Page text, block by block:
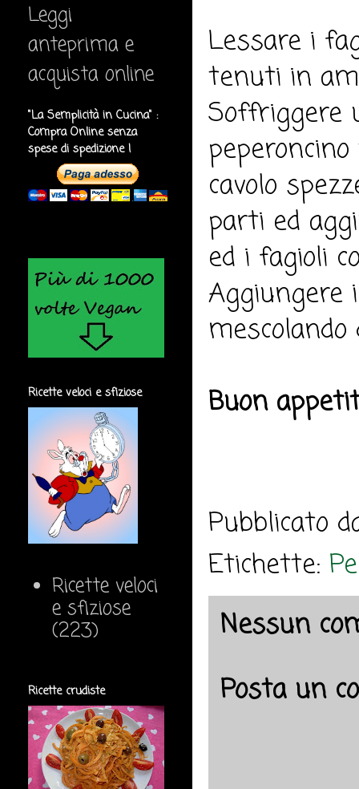
Lessare i
tenuti in
Soffriggere
cavolo
parti ed
ed i fagioli
Aggiungere
Buon
Pubblicato
Etichette:
Nessun
Posta un
Leggi
anteprima e
acquista online
"La Semplicità in Cucina" :
Compra Online senza
spese di spedizione !
Ricette veloci e sfiziose
Ricette veloci
e sfiziose
(223)
Ricette crudiste